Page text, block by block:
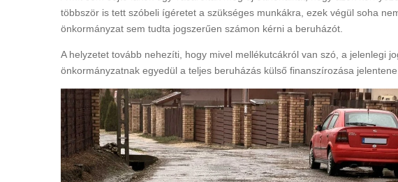
többször is tett szóbeli ígéretet a szükséges munkákra, ezek végül soha
önkormányzat sem tudta jogszerűen számon kérni a beruházót.
A helyzetet tovább nehezíti, hogy mivel mellékutcákról van szó, a jelenlegi
önkormányzatnak egyedül a teljes beruházás külső finanszírozása